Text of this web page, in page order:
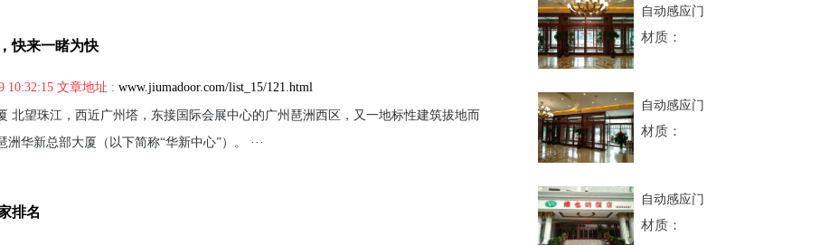
快来一睹为快
10:32:15 文章地址 : www.jiumadoor.com/list_15/121.html
北望珠江，西近广州塔，东接国际会展中心的广州琶洲西区，又一地标性建筑拔地而
华新总部大厦（以下简称“华新中心”）。 ···
排名
自动感应门
材质：
自动感应门
材质：
自动感应门
材质：